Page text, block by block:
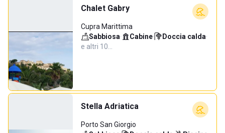
Chalet Gabry
Cupra Marittima
Sabbiosa· Cabine· Doccia calda·
e altri 10…
Stella Adriatica
Porto San Giorgio